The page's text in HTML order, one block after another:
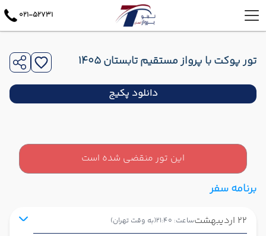
021-52731
تور پوکت با پرواز مستقیم تابستان 1405
دانلود پکیج
این تور منقضی شده است
برنامه سفر
22 اردیبهشت ساعت: 21:40 (به وقت تهران)